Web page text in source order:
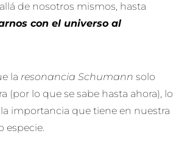
de nosotros mismos, hasta
con el universo al
la resonancia Schumann solo
(por lo que se sabe hasta ahora), lo
importancia que tiene en nuestra
especie.